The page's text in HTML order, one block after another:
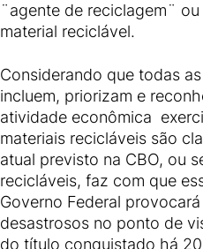
¨agente de reciclagem¨
material reciclável.
Considerando que todas
incluem, priorizam e
atividade econômica
materiais recicláveis são
atual previsto na CBO, ou
recicláveis, faz com que
Governo Federal
desastrosos no ponto de
do título conquistado há